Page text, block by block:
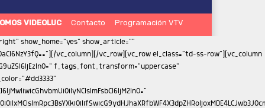
VIDEOLUC Contacto Programación VTV
f_meta_font_size="11" f_meta_font_weight="400" f_descr_font_family="712" f_descr_font_size="13" f_descr_font_weight="400" f_reply_font_family="712" f_reply_font_transform="uppercase" f_frm_title_font_family="712" f_frm_title_font_weight="500" f_frm_title_font_size="eyJhbGwiOiIxNSIsInBvcnRyYWl0IjoiMTMifQ==" f_frm_title_font_transform="uppercase" f_input_font_family="712" f_input_font_size="13" f_btn_font_family="712" f_btn_font_weight="400" f_btn_font_transform="uppercase" f_btn_font_size="13" f_agreement_font_family="712" f_agreement_font_size="13" f_agreement_font_weight="400" f_input_font_weight="400" f_reply_font_weight="400" f_agreement_font_line_height="1.2" auth_h_color="#272d69" reply_h_color="#000000" form_layout="1" tdc_css="eyJhbGwiOnsiZGlzcGxheSI6IiJ9fQ=="][/vc_column][vc_column width="1/3" is_sticky="yes"][td_block_ad_box spot_img_horiz="content-horiz-center" spot_id="sidebar"][vc_empty_space height="33px"][td_flex_block_1 modules_on_row="eyJwaG9uZSI6IjEwMCUifQ==" image_floated="float_left" image_width="30" image_height="100" show_btn="none" show_excerpt="none" modules_category="above" show_date="none" show_review="none" show_com="none" show_author="none" meta_padding="eyJhbGwiOiIwIDAgMCAxNXB4IiwicG9ydHJhaXQiOiIwIDAgMCAxMHB4In0=" art_title="eyJhbGwiOiI4cHggMCAwIDAiLCJwb3J0cmFpdCI6IjVweCAwIDAgMCJ9" f_title_font_family="712" f_title_font_size="eyJhbGwiOiIxNSIsInBvcnRyYWl0IjoiMTEifQ==" f_title_font_weight="400" f_title_font_line_height="1.2" title_txt="#000000" cat_bg="rgba(255,255,255,0)" cat_bg_hover="rgba(255,255,255,0)" f_cat_font_family="712" f_cat_font_transform="uppercase" f_cat_font_weight="400" f_cat_font_size="11" modules_category_padding="0" all_modules_space="eyJhbGwiOiIyNCIsInBvcnRyYWl0IjoiMTUiLCJsYW5kc2NhcGUiOiIyMCJ9" category_id="" ajax_pagination="load_more" sort="" title_txt_hover="#272d69" tdc_css="eyJwaG9uZSI6eyJtYXJnaW4tYm90dG9tIjoiNDAiLCJkaXNwbGF5IjoiIn0sInBob25lX21heF93aWR0aCI6NzY3LCJhbGwiOnsiZGlzcGxheSI6IiJ9LCJwb3J0cmFpdCI6eyJ